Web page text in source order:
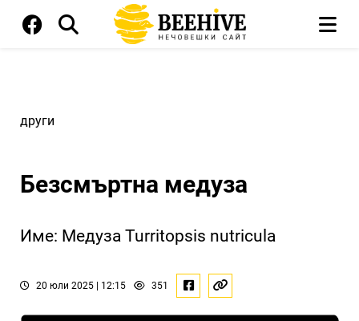
други
Безсмъртна медуза
Име: Медуза Turritopsis nutricula
20 юли 2025 | 12:15 351